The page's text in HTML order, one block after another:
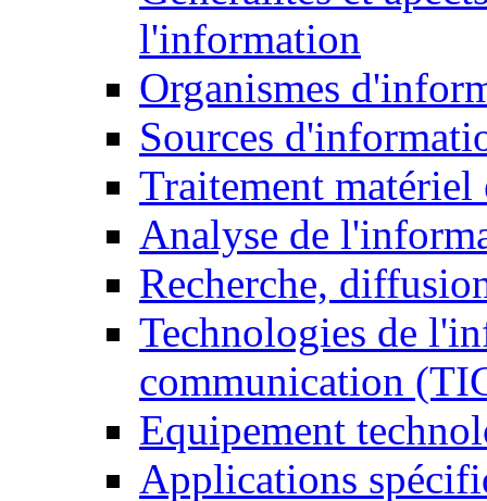
l'information
Organismes
Sources
Traitement matériel
Analyse de
Recherche,
Technologies de
communication
Equipement
Applications